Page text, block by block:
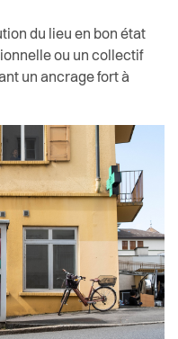
du lieu en bon état
ou un collectif
un ancrage fort à